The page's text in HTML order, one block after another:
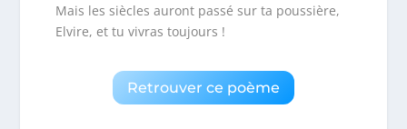
Mais les siècles auront passé sur ta poussière,
Elvire, et tu vivras toujours !
Retrouver ce poème